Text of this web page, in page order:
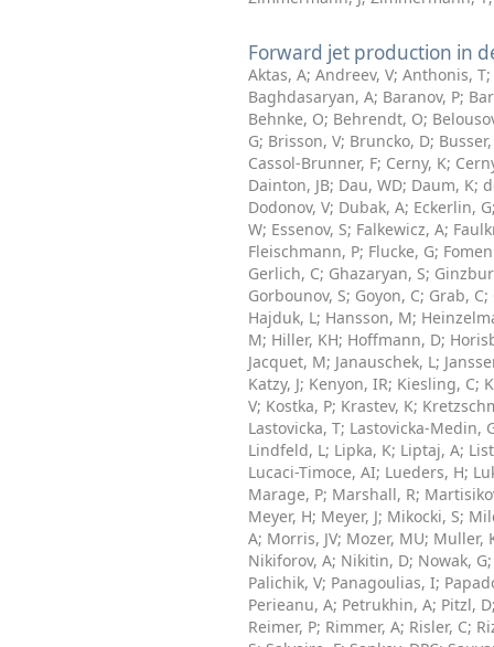
Forward jet production in
Aktas, A; Andreev, V; Anthonis, T;
Baghdasaryan, A; Baranov, P;
Behnke, O; Behrendt, O;
G; Brisson, V; Bruncko, D;
Cassol-Brunner, F; Cerny, K;
Dainton, JB; Dau, WD; Daum, K;
Dodonov, V; Dubak, A; Eckerlin, G
W; Essenov, S; Falkewicz, A;
Fleischmann, P; Flucke, G;
Gerlich, C; Ghazaryan, S;
Gorbounov, S; Goyon, C; Grab, C;
Hajduk, L; Hansson, M;
M; Hiller, KH; Hoffmann, D;
Jacquet, M; Janauschek, L;
Katzy, J; Kenyon, IR; Kiesling, C;
V; Kostka, P; Krastev, K;
Lastovicka, T; Lastovicka-Medin,
Lindfeld, L; Lipka, K; Liptaj, A;
Lucaci-Timoce, AI; Lueders, H;
Marage, P; Marshall, R;
Meyer, H; Meyer, J; Mikocki, S;
A; Morris, JV; Mozer, MU; Muller,
Nikiforov, A; Nikitin, D; Nowak, G
Palichik, V; Panagoulias, I;
Perieanu, A; Petrukhin, A; Pitzl, D
Reimer, P; Rimmer, A; Risler, C;